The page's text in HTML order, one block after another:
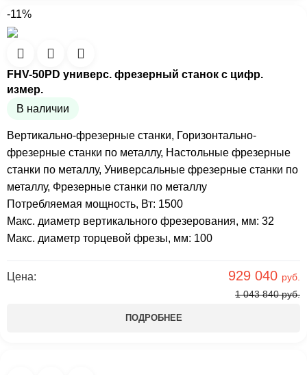
-11%
FHV-50PD универс. фрезерный станок с цифр.
измер.
В наличии
Вертикально-фрезерные станки, Горизонтально-
фрезерные станки по металлу, Настольные фрезерные
станки по металлу, Универсальные фрезерные станки по
металлу, Фрезерные станки по металлу
Цена:
1 043 840руб.
929 040 руб.
Потребляемая мощность, Вт: 1500
Макс. диаметр вертикального фрезерования, мм: 32
Макс. диаметр торцевой фрезы, мм: 100
ПОДРОБНЕЕ